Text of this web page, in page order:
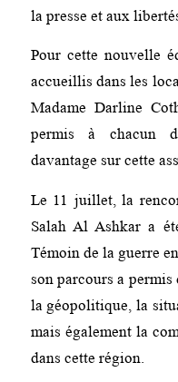
la presse et aux
Pour cette nouvelle
accueillis dans les
Madame Darline
permis à chacun
davantage sur cette
Le 11 juillet, la
Salah Al Ashkar a
Témoin de la guerre
son parcours a
la géopolitique, la
mais également la
dans cette région.